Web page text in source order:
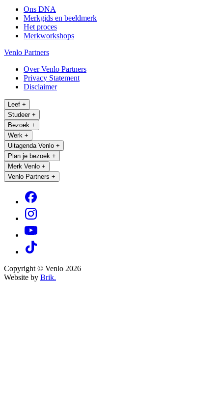
Ons DNA
Merkgids en beeldmerk
Het proces
Merkworkshops
Venlo Partners
Over Venlo Partners
Privacy Statement
Disclaimer
Leef +
Studeer +
Bezoek +
Werk +
Uitagenda Venlo +
Plan je bezoek +
Merk Venlo +
Venlo Partners +
Copyright © Venlo 2026
Website by Brik.